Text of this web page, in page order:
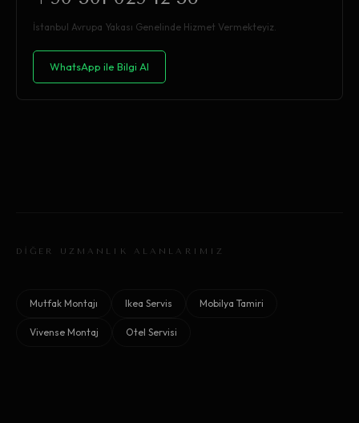
İstanbul Avrupa Yakası Genelinde Hizmet Vermekteyiz.
WhatsApp ile Bilgi Al
DİĞER UZMANLIK ALANLARIMIZ
Mutfak Montajı Ikea Servis Mobilya Tamiri
Vivense Montaj Otel Servisi